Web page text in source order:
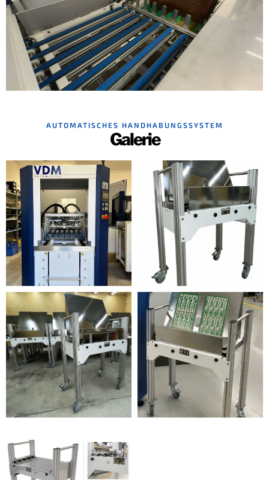
AUTOMATISCHES HANDHABUNGSSYSTEM
Galerie